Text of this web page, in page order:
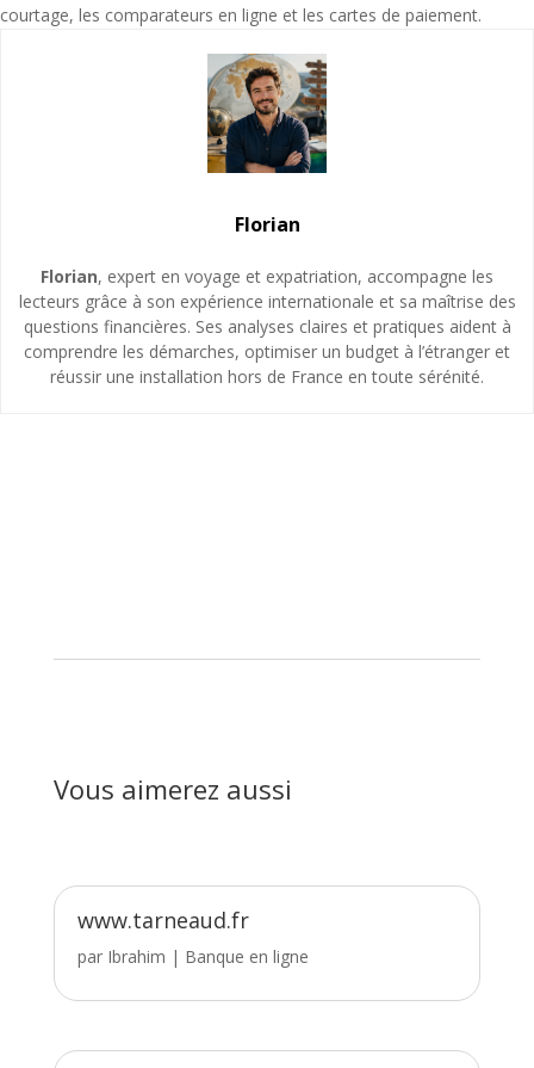
courtage, les comparateurs en ligne et les cartes de paiement.
Florian
Florian, expert en voyage et expatriation, accompagne les
lecteurs grâce à son expérience internationale et sa maîtrise des
questions financières. Ses analyses claires et pratiques aident à
comprendre les démarches, optimiser un budget à l’étranger et
réussir une installation hors de France en toute sérénité.
Vous aimerez aussi
www.tarneaud.fr
par Ibrahim | Banque en ligne